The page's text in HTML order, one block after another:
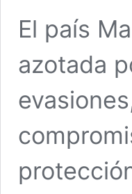
El país
azotada